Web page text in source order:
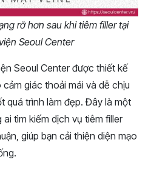
rỡ hơn sau khi tiêm filler tại
Seoul Center
Seoul Center được thiết kế
giác thoải mái và dễ chịu
quá trình làm đẹp. Đây là một
tìm kiếm dịch vụ tiêm filler
giúp bạn cải thiện diện mạo